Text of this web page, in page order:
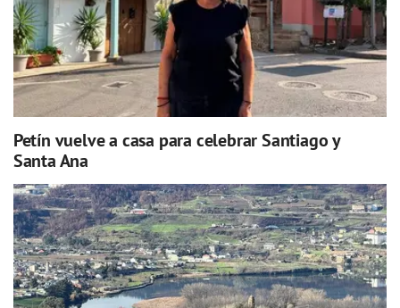
Petín vuelve a casa para celebrar Santiago y
Santa Ana